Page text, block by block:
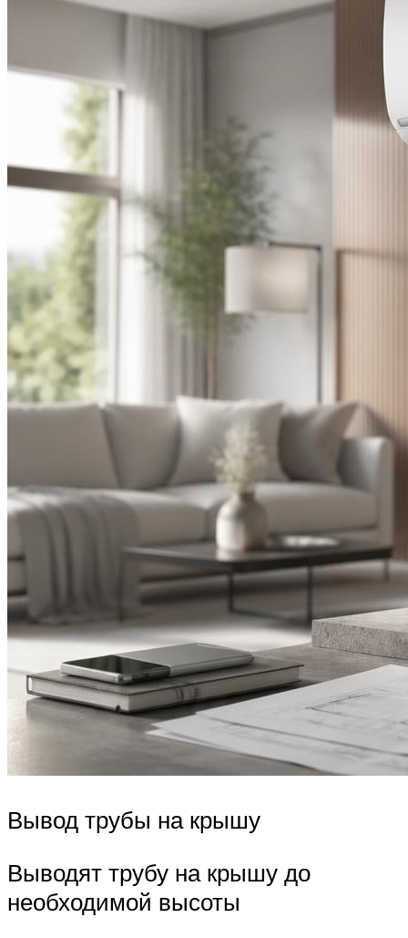
Вывод трубы на крышу
Выводят трубу на крышу до
необходимой высоты